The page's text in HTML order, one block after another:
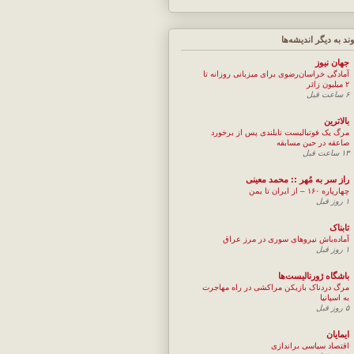
به ديگر انديشه‌ها
جهان نيوز
آمادگی خراسان‌رضوی برای میزبانی روزانه تا
۲ میلیون زائر
۶ ساعت قبل
بالاترین
مرگ یک فوتبالیست تایلندی پس از برخورد
صاعقه در حین مسابقه
۱۳ ساعت قبل
راز سر به مُهر :: محمد معینی
چهارپاره ۱۶۰ – از ایران تا یمن
۱ روز قبل
تابناک
آماده‌باش نیروهای سوری در مرز عراق
۱ روز قبل
باشگاه ژورنالیست‌ها
مرگ دردناک بازیکن مراکشی در راه مهاجرت
به اسپانیا
۵ روز قبل
ایمایان
اقتصاد سیاسی براندازی